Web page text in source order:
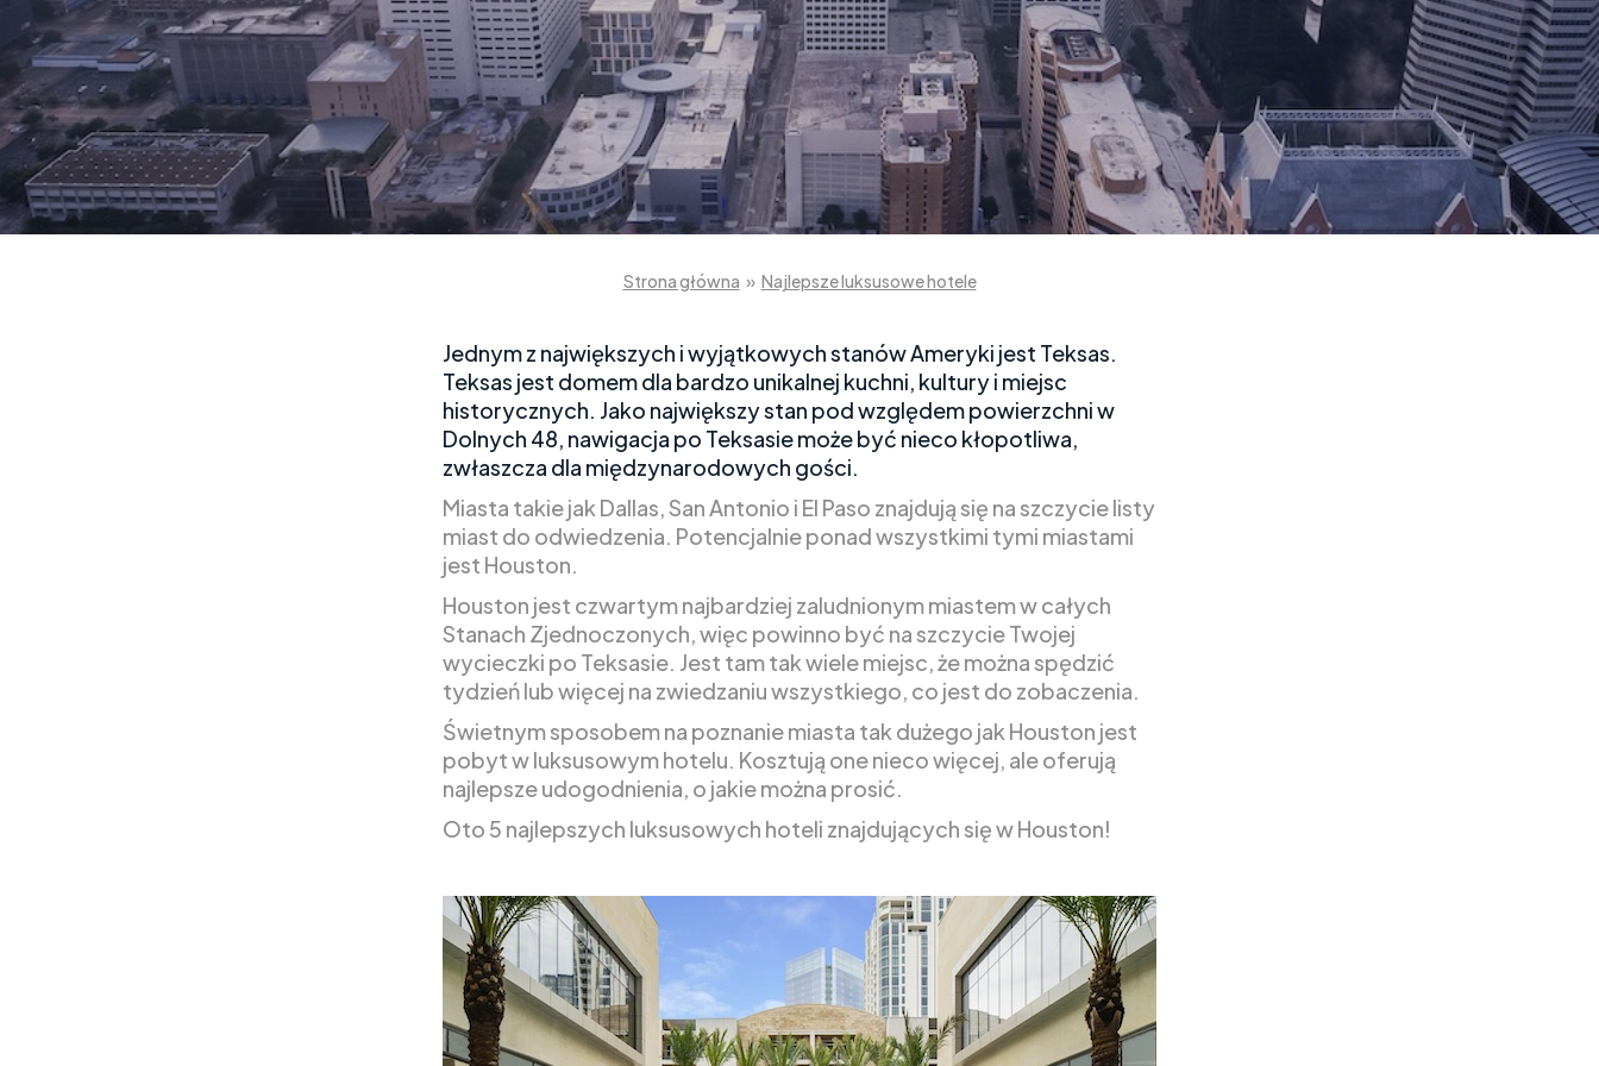
Strona główna » Najlepsze luksusowe hotele
Jednym z największych i wyjątkowych stanów Ameryki jest Teksas.
Teksas jest domem dla bardzo unikalnej kuchni, kultury i miejsc
historycznych. Jako największy stan pod względem powierzchni w
Dolnych 48, nawigacja po Teksasie może być nieco kłopotliwa,
zwłaszcza dla międzynarodowych gości.
Miasta takie jak Dallas, San Antonio i El Paso znajdują się na szczycie listy
miast do odwiedzenia. Potencjalnie ponad wszystkimi tymi miastami
jest Houston.
Houston jest czwartym najbardziej zaludnionym miastem w całych
Stanach Zjednoczonych, więc powinno być na szczycie Twojej
wycieczki po Teksasie. Jest tam tak wiele miejsc, że można spędzić
tydzień lub więcej na zwiedzaniu wszystkiego, co jest do zobaczenia.
Świetnym sposobem na poznanie miasta tak dużego jak Houston jest
pobyt w luksusowym hotelu. Kosztują one nieco więcej, ale oferują
najlepsze udogodnienia, o jakie można prosić.
Oto 5 najlepszych luksusowych hoteli znajdujących się w Houston!